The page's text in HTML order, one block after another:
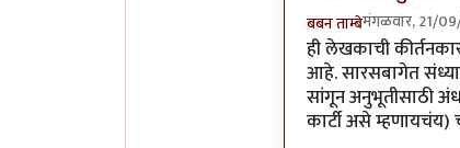
बबन ताम्बेमंगळवार, 21/
In reply toह्या ह्या
ही लेखकाची
आहे. सारसबागेत
सांगून अनुभूतीसाठी
कार्टी असे